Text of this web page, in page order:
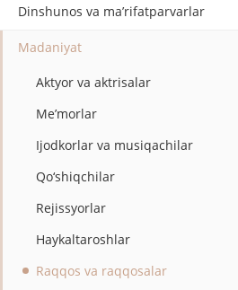
Dinshunos va ma’rifatparvarlar
Madaniyat
Aktyor va aktrisalar
Me’morlar
Ijodkorlar va musiqachilar
Qo‘shiqchilar
Rejissyorlar
Haykaltaroshlar
Raqqos va raqqosalar